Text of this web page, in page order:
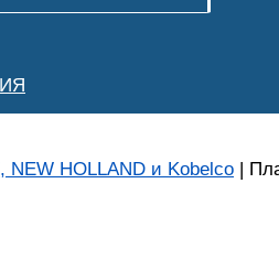
NEW HOLLAND и Kobelco